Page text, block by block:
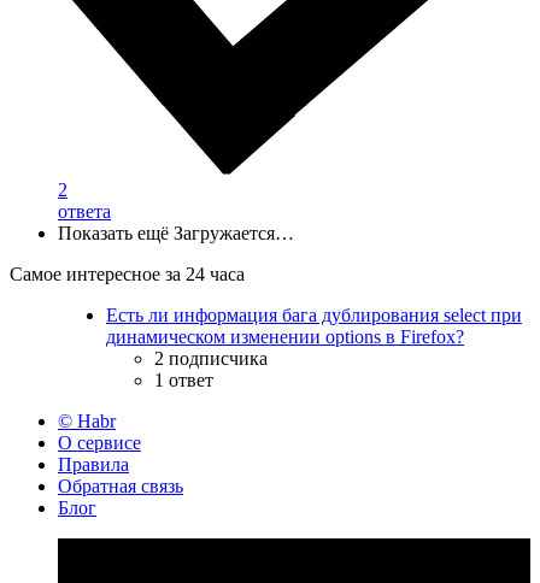
2
ответа
Показать ещё Загружается…
Самое интересное за 24 часа
Есть ли информация бага дублирования select при
динамическом изменении options в Firefox?
2 подписчика
1 ответ
© Habr
О сервисе
Правила
Обратная связь
Блог